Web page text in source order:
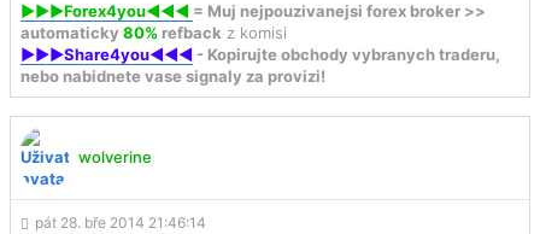
►►►Forex4you◄◄◄ = Muj nejpouzivanejsi forex broker >>
automaticky 80% refback z komisi
►►►Share4you◄◄◄ - Kopirujte obchody vybranych traderu,
nebo nabidnete vase signaly za provizi!
wolverine
pát 28. bře 2014 21:46:14